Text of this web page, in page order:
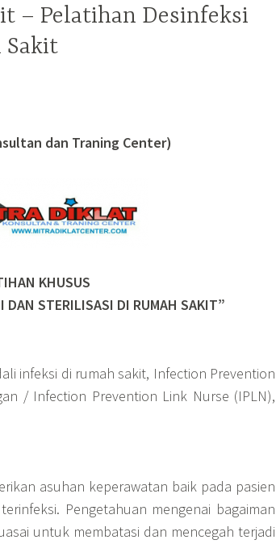
– Pelatihan Desinfeksi
Sakit
dan Traning Center)
KHUSUS
DAN STERILISASI DI RUMAH SAKIT”
infeksi di rumah sakit, Infection Prevention
/ Infection Prevention Link Nurse (IPLN),
asuhan keperawatan baik pada pasien
Pengetahuan mengenai bagaiman
untuk membatasi dan mencegah terjadi